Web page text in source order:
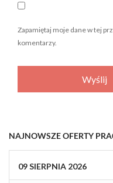
Zapamiętaj moje dane w tej
komentarzy.
NAJNOWSZE OFERTY
09SIERPNIA 2026